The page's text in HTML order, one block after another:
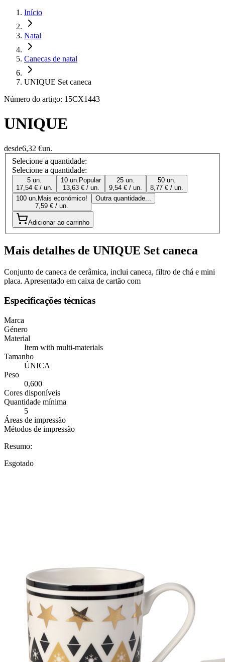
Início
Natal
Canecas de natal
UNIQUE Set caneca
Número do artigo: 15CX1443
UNIQUE
desde6,32 €un.
Selecione a quantidade:
Selecione a quantidade:
5 un.
17,54 € / un.
10 un. Popular
13,63 € / un.
25 un.
9,54 € / un.
50 un.
8,77 € / un.
100 un. Mais económico!
7,59 € / un.
Outra quantidade...
Adicionar ao carrinho
Mais detalhes de UNIQUE Set caneca
Conjunto de caneca de cerâmica, inclui caneca, filtro de chá e mini
placa. Apresentado em caixa de cartão com
Especificações técnicas
Marca
Género
Material
Item with multi-materials
Tamanho
ÚNICA
Peso
0,600
Cores disponíveis
Quantidade mínima
5
Áreas de impressão
Métodos de impressão
Resumo:
Esgotado